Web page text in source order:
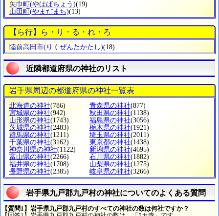
矢巾町 (やはばちょう)(19)
山田町 (やまだまち)(13)
【ら行】ら・り・る・れ・ろ
陸前高田市(りくぜんたかたし)(18)
近隣都道府県の神社のリスト
岩手県周辺の都道府県の神社一覧表
北海道の神社(786) 青森県の神社(877)
宮城県の神社(942) 秋田県の神社(1138)
山形県の神社(1743) 福島県の神社(3056)
茨城県の神社(2483) 栃木県の神社(1921)
群馬県の神社(1211) 埼玉県の神社(2011)
千葉県の神社(3162) 東京都の神社(1438)
神奈川県の神社(1122) 新潟県の神社(4695)
富山県の神社(2266) 石川県の神社(1882)
福井県の神社(1708) 山梨県の神社(1275)
長野県の神社(2385) 岐阜県の神社(3266)
岩手県九戸郡九戸村の神社についてのよくある質問
【質問1】岩手県九戸郡九戸村のすべての神社の数は何社ですか？